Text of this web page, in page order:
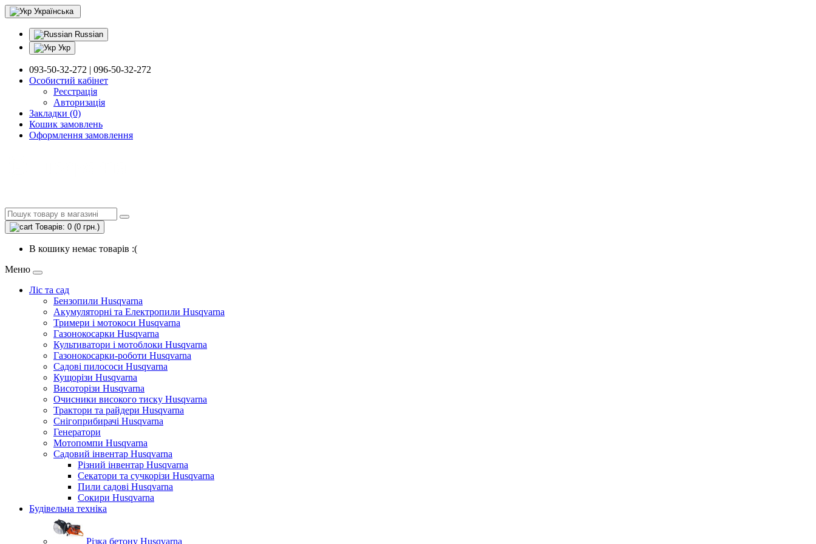
Українська
Russian
Укр
093-50-32-272 | 096-50-32-272
Особистий кабінет
Реєстрація
Авторизація
Закладки (0)
Кошик замовлень
Оформлення замовлення
Товарів: 0 (0 грн.)
В кошику немає товарів :(
Меню
Ліс та сад
Бензопили Husqvarna
Акумуляторні та Електропили Husqvarna
Тримери і мотокоси Husqvarna
Газонокосарки Husqvarna
Культиватори і мотоблоки Husqvarna
Газонокосарки-роботи Husqvarna
Садові пилососи Husqvarna
Кущорізи Husqvarna
Висоторізи Husqvarna
Очисники високого тиску Husqvarna
Трактори та райдери Husqvarna
Снігоприбирачі Husqvarna
Генератори
Мотопомпи Husqvarna
Садовий інвентар Husqvarna
Різний інвентар Husqvarna
Секатори та сучкорізи Husqvarna
Пили садові Husqvarna
Сокири Husqvarna
Будівельна техніка
Різка бетону Husqvarna